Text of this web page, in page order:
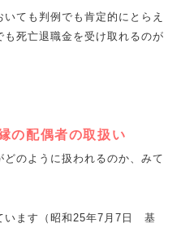
ても判例でも肯定的にとらえ
死亡退職金を受け取れるのが
の配偶者の取扱い
のように扱われるのか、みて
います（昭和25年7 月7 日 基